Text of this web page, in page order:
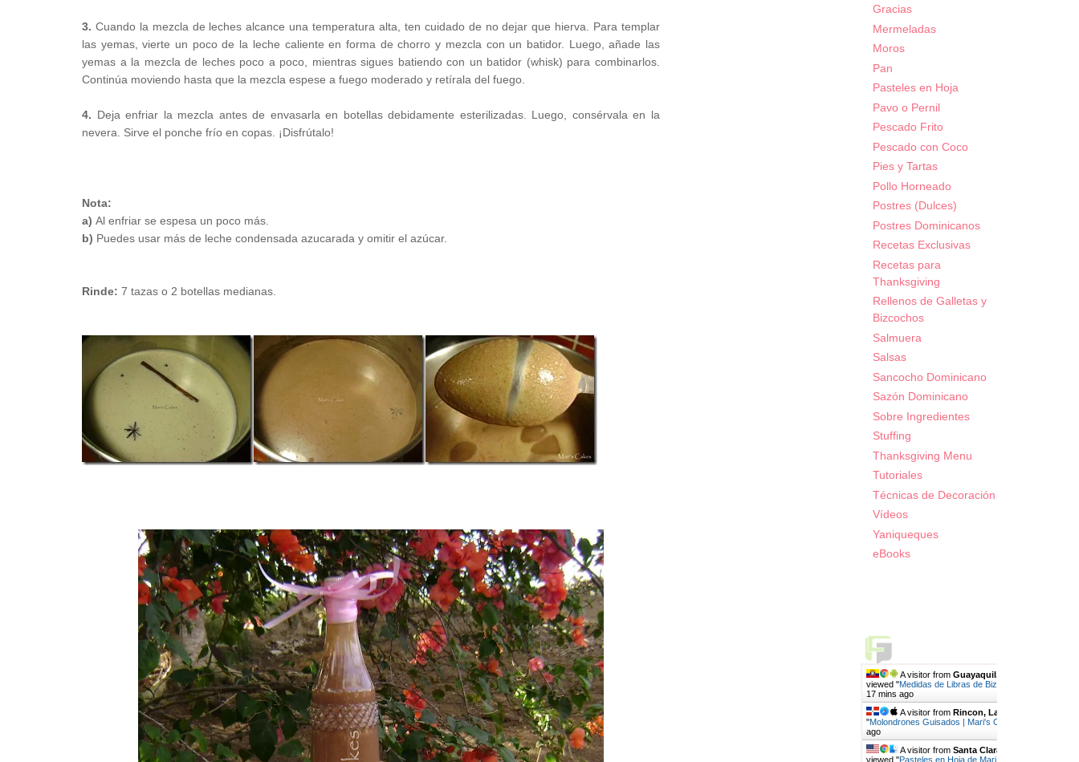
Gracias
Mermeladas
Moros
Pan
Pasteles en Hoja
Pavo o Pernil
Pescado Frito
Pescado con Coco
Pies y Tartas
Pollo Horneado
Postres (Dulces)
Postres Dominicanos
Recetas Exclusivas
Recetas para
Thanksgiving
Rellenos de Galletas y
Bizcochos
Salmuera
Salsas
Sancocho Dominicano
Sazón Dominicano
Sobre Ingredientes
Stuffing
Thanksgiving Menu
Tutoriales
Técnicas de Decoración
Vídeos
Yaniqueques
eBooks
A visitor from Guayaquil, Guayas
viewed "Medidas de Libras de Bizcochos por…
17 mins ago
A visitor from Rincon, La Vega
"Molondrones Guisados | Mari's Cakes
ago
A visitor from Santa Clara, California
viewed "Pasteles en Hoja de Mari | Mari's Cakes
3. Cuando la mezcla de leches alcance una temperatura alta, ten cuidado de no dejar que hierva. Para templar
las yemas, vierte un poco de la leche caliente en forma de chorro y mezcla con un batidor. Luego, añade las
yemas a la mezcla de leches poco a poco, mientras sigues batiendo con un batidor (whisk) para combinarlos.
Continúa moviendo hasta que la mezcla espese a fuego moderado y retírala del fuego.
4. Deja enfriar la mezcla antes de envasarla en botellas debidamente esterilizadas. Luego, consérvala en la
nevera. Sirve el ponche frío en copas. ¡Disfrútalo!
Nota:
a) Al enfriar se espesa un poco más.
b) Puedes usar más de leche condensada azucarada y omitir el azúcar.
Rinde: 7 tazas o 2 botellas medianas.